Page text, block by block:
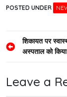
POSTED UNDER
Post
navigation
शिकायत पर
अस्पताल को
Leave a